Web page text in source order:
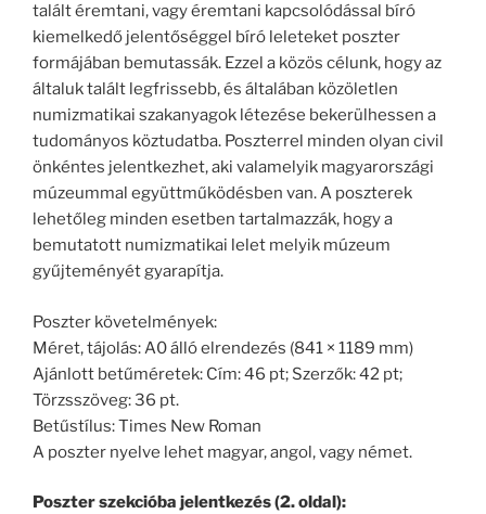
talált éremtani, vagy éremtani kapcsolódással bíró
kiemelkedő jelentőséggel bíró leleteket poszter
formájában bemutassák. Ezzel a közös célunk, hogy az
általuk talált legfrissebb, és általában közöletlen
numizmatikai szakanyagok létezése bekerülhessen a
tudományos köztudatba. Poszterrel minden olyan civil
önkéntes jelentkezhet, aki valamelyik magyarországi
múzeummal együttműködésben van. A poszterek
lehetőleg minden esetben tartalmazzák, hogy a
bemutatott numizmatikai lelet melyik múzeum
gyűjteményét gyarapítja.
Poszter követelmények:
Méret, tájolás: A0 álló elrendezés (841 × 1189 mm)
Ajánlott betűméretek: Cím: 46 pt; Szerzők: 42 pt;
Törzsszöveg: 36 pt.
Betűstílus: Times New Roman
A poszter nyelve lehet magyar, angol, vagy német.
Poszter szekcióba jelentkezés (2. oldal):